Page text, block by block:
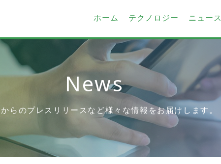
ホーム テクノロジー ニュース
News
らのプレスリリースなど様々な情報をお届けします。